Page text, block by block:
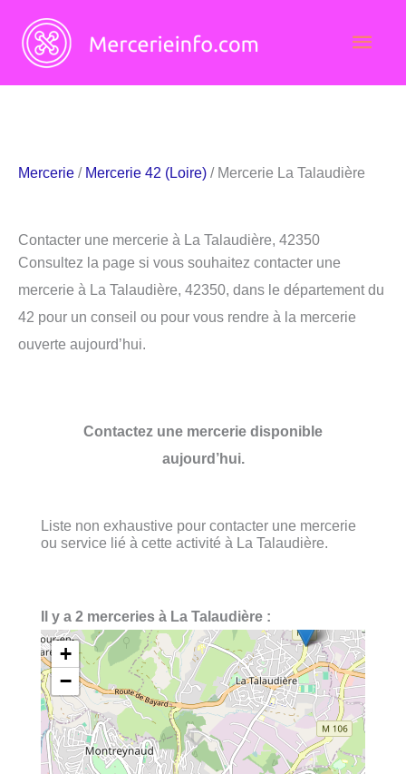
contenu
Mercerie / Mercerie 42 (Loire) / Mercerie La Talaudière
Contacter une mercerie à La Talaudière, 42350
Consultez la page si vous souhaitez contacter une
mercerie à La Talaudière, 42350, dans le département du
42 pour un conseil ou pour vous rendre à la mercerie
ouverte aujourd’hui.
Contactez une mercerie disponible
aujourd’hui.
Liste non exhaustive pour contacter une mercerie
ou service lié à cette activité à La Talaudière.
Il y a 2 merceries à La Talaudière :
+
−